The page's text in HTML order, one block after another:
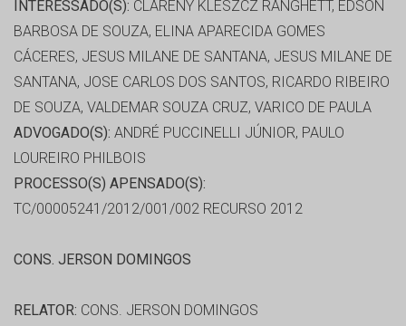
INTERESSADO(S): CLARENY KLESZCZ RANGHETT, EDSON
BARBOSA DE SOUZA, ELINA APARECIDA GOMES
CÁCERES, JESUS MILANE DE SANTANA, JESUS MILANE DE
SANTANA, JOSE CARLOS DOS SANTOS, RICARDO RIBEIRO
DE SOUZA, VALDEMAR SOUZA CRUZ, VARICO DE PAULA
ADVOGADO(S): ANDRÉ PUCCINELLI JÚNIOR, PAULO
LOUREIRO PHILBOIS
PROCESSO(S) APENSADO(S):
TC/00005241/2012/001/002 RECURSO 2012
CONS. JERSON DOMINGOS
RELATOR: CONS. JERSON DOMINGOS